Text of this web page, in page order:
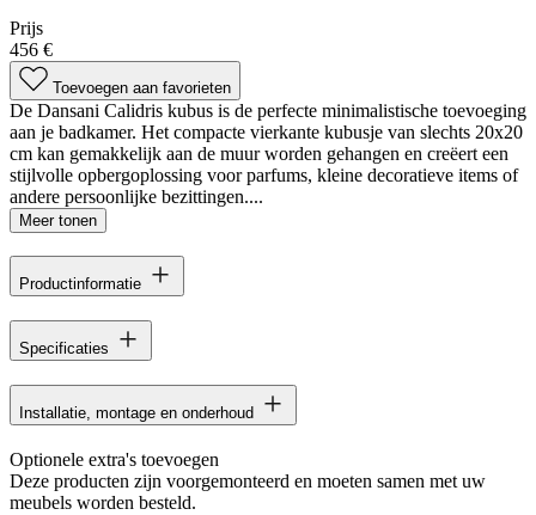
Prijs
456 €
Toevoegen aan favorieten
De Dansani Calidris kubus is de perfecte minimalistische toevoeging
aan je badkamer. Het compacte vierkante kubusje van slechts 20x20
cm kan gemakkelijk aan de muur worden gehangen en creëert een
stijlvolle opbergoplossing voor parfums, kleine decoratieve items of
andere persoonlijke bezittingen....
Meer tonen
Productinformatie
Specificaties
Installatie, montage en onderhoud
Optionele extra's toevoegen
Deze producten zijn voorgemonteerd en moeten samen met uw
meubels worden besteld.